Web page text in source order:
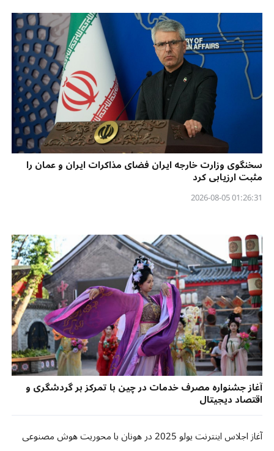
سخنگوی وزارت خارجه ایران فضای مذاکرات ایران و عمان را
مثبت ارزیابی کرد
01:26:31 2026-08-05
آغاز جشنواره مصرف خدمات در چین با تمرکز بر گردشگری و
اقتصاد دیجیتال
آغاز اجلاس اینترنت یولو 2025 در هونان با محوریت هوش مصنوعی